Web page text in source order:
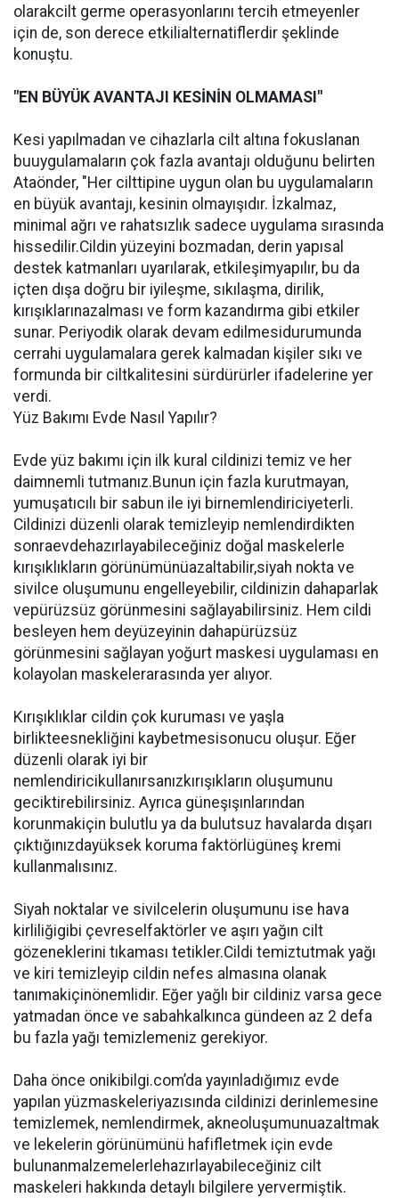
olarakcilt germe operasyonlarını tercih etmeyenler
için de, son derece etkilialternatiflerdir şeklinde
konuştu.
"EN BÜYÜK AVANTAJI KESİNİN OLMAMASI"
Kesi yapılmadan ve cihazlarla cilt altına fokuslanan
buuygulamaların çok fazla avantajı olduğunu belirten
Ataönder, "Her cilttipine uygun olan bu uygulamaların
en büyük avantajı, kesinin olmayışıdır. İzkalmaz,
minimal ağrı ve rahatsızlık sadece uygulama sırasında
hissedilir.Cildin yüzeyini bozmadan, derin yapısal
destek katmanları uyarılarak, etkileşimyapılır, bu da
içten dışa doğru bir iyileşme, sıkılaşma, dirilik,
kırışıklarınazalması ve form kazandırma gibi etkiler
sunar. Periyodik olarak devam edilmesidurumunda
cerrahi uygulamalara gerek kalmadan kişiler sıkı ve
formunda bir ciltkalitesini sürdürürler ifadelerine yer
verdi.
Yüz Bakımı Evde Nasıl Yapılır?
Evde yüz bakımı için ilk kural cildinizi temiz ve her
daimnemli tutmanız.Bunun için fazla kurutmayan,
yumuşatıcılı bir sabun ile iyi birnemlendiriciyeterli.
Cildinizi düzenli olarak temizleyip nemlendirdikten
sonraevdehazırlayabileceğiniz doğal maskelerle
kırışıklıkların görünümünüazaltabilir,siyah nokta ve
sivilce oluşumunu engelleyebilir, cildinizin dahaparlak
vepürüzsüz görünmesini sağlayabilirsiniz. Hem cildi
besleyen hem deyüzeyinin dahapürüzsüz
görünmesini sağlayan yoğurt maskesi uygulaması en
kolayolan maskelerarasında yer alıyor.
Kırışıklıklar cildin çok kuruması ve yaşla
birlikteesnekliğini kaybetmesisonucu oluşur. Eğer
düzenli olarak iyi bir
nemlendiricikullanırsanızkırışıkların oluşumunu
geciktirebilirsiniz. Ayrıca güneşışınlarından
korunmakiçin bulutlu ya da bulutsuz havalarda dışarı
çıktığınızdayüksek koruma faktörlügüneş kremi
kullanmalısınız.
Siyah noktalar ve sivilcelerin oluşumunu ise hava
kirliliğigibi çevreselfaktörler ve aşırı yağın cilt
gözeneklerini tıkaması tetikler.Cildi temiztutmak yağı
ve kiri temizleyip cildin nefes almasına olanak
tanımakiçinönemlidir. Eğer yağlı bir cildiniz varsa gece
yatmadan önce ve sabahkalkınca gündeen az 2 defa
bu fazla yağı temizlemeniz gerekiyor.
Daha önce onikibilgi.com’da yayınladığımız evde
yapılan yüzmaskeleriyazısında cildinizi derinlemesine
temizlemek, nemlendirmek, akneoluşumunuazaltmak
ve lekelerin görünümünü hafifletmek için evde
bulunanmalzemelerlehazırlayabileceğiniz cilt
maskeleri hakkında detaylı bilgilere yervermiştik.